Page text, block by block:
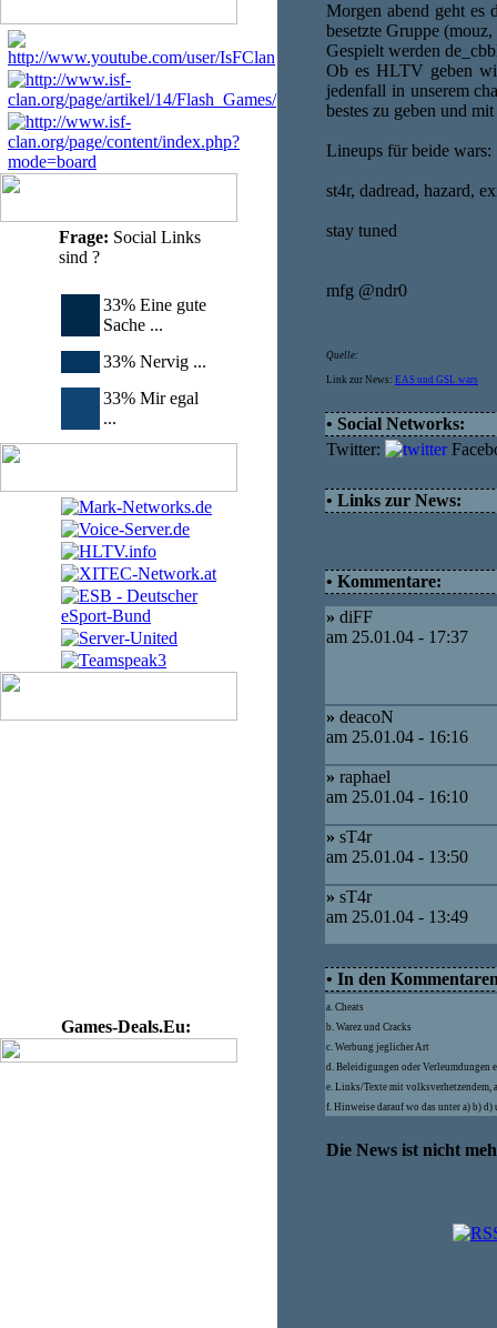
Frage: Social Links
sind ?
33% Eine gute
Sache ...
33% Nervig ...
33% Mir egal
...
Games-Deals.Eu:
Morgen abend geht es
besetzte Gruppe
Gespielt werden
Ob es HLTV geben
jedenfall in unserem
bestes zu geben und
Lineups für beide wars:
st4r, dadread, hazard,
stay tuned
mfg @ndr0
Quelle:
Link zur News: EAS und GSL wars
• Social Networks:
Twitter:
• Links zur News:
• Kommentare:
» diFF
am 25.01.04 - 17:37
» deacoN
am 25.01.04 - 16:16
» raphael
am 25.01.04 - 16:10
» sT4r
am 25.01.04 - 13:50
» sT4r
am 25.01.04 - 13:49
• In den
a. Cheats
b. Warez und Cracks
c. Werbung jeglicher Art
d. Beleidigungen oder Verleumdungen
e. Links/Texte mit volksverhetzendem,
f. Hinweise darauf wo das unter a) b)
Die News ist nicht